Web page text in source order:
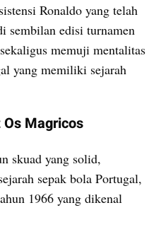
Ronaldo yang telah
sembilan edisi turnamen
memuji mentalitas
yang memiliki sejarah
Magricos
skuad yang solid,
sepak bola Portugal,
1966 yang dikenal